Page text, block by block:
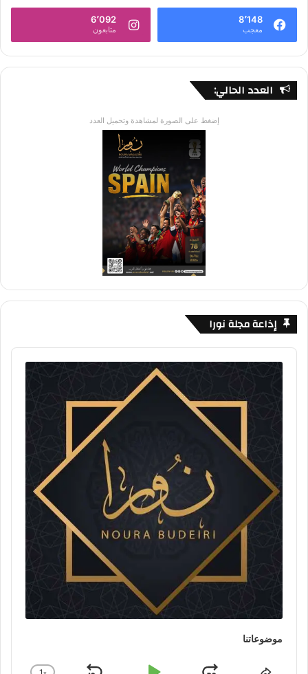
8٬148
معجب
6٬092
متابعون
العدد الحالي:
إضغط على الصورة لمشاهدة وتحميل العدد
إذاعة مجلة نورا
Audio
Player
موضوعاتنا